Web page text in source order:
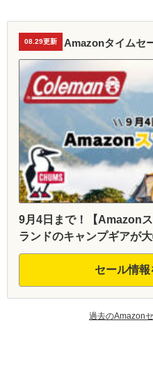
08.29更新 Amazonタイムセ
9月4日まで！【Amazon
ランドのキャンプギアが大
セール情報
過去のAmazon